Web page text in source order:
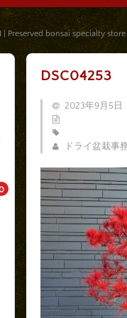
Preserved bonsai specialty store
DSC04253
2023年9月5日
ドライ盆栽事